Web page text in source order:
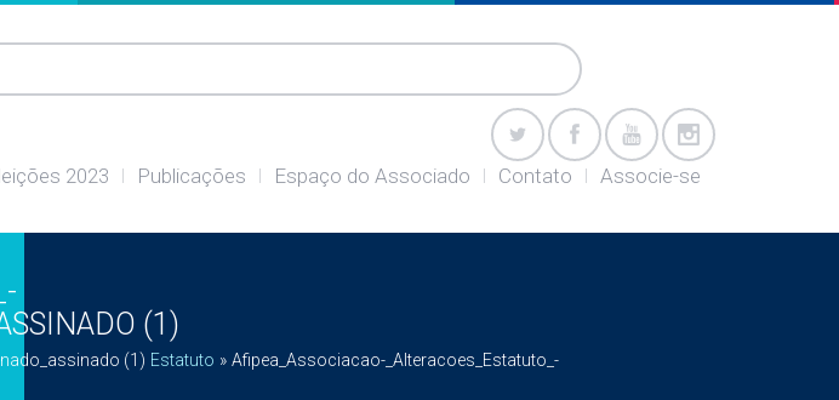
2023 Publicações Espaço do Associado Contato Associe-se
(1)
(1) Estatuto » Afipea_Associacao-_Alteracoes_Estatuto_-